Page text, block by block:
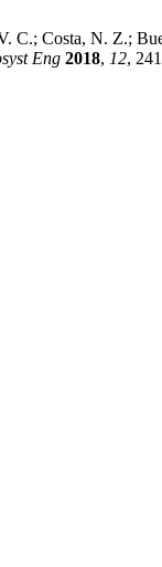
C.; Costa, N.
Eng 2018, 12,